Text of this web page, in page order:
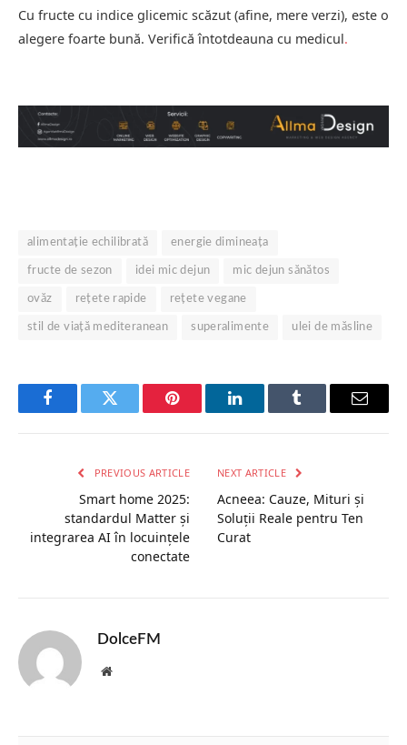
Cu fructe cu indice glicemic scăzut (afine, mere verzi), este o
alegere foarte bună. Verifică întotdeauna cu medicul.
alimentație echilibrată energie dimineața
fructe de sezon idei mic dejun mic dejun sănătos
ovăz rețete rapide rețete vegane
stil de viață mediteranean superalimente ulei de măsline
FacebookTwitter Pinterest LinkedInTumblr Email
PREVIOUS ARTICLE
Smart home 2025:
standardul Matter și
integrarea AI în locuinţele
conectate
NEXT ARTICLE
Acneea: Cauze, Mituri și
Soluții Reale pentru Ten
Curat
DolceFM
Website